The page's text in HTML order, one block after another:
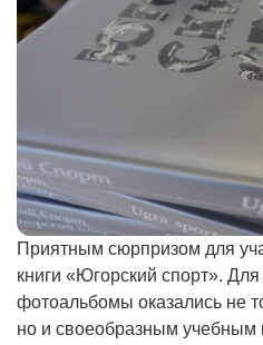
Приятным сюрпризом для
книги «Югорский спорт».
фотоальбомы оказались не
но и своеобразным учебным